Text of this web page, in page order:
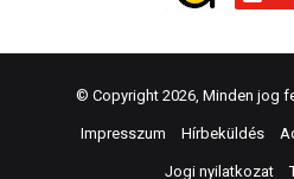
© Copyright 2026, Minden jog
Impresszum Hírbeküldés
Jogi nyilatkozat